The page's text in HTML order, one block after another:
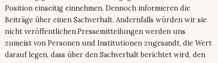
Position einseitig einnehmen. Dennoch informieren die
Beiträge über einen Sachverhalt. Andernfalls würden wir sie
nicht veröffentlichen.Pressemitteilungen werden uns
zumeist von Personen und Institutionen zugesandt, die Wert
darauf legen, dass über den Sachverhalt berichtet wird, den